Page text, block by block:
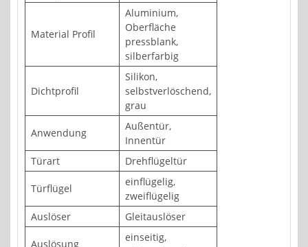
Material Profil
Aluminium,
Oberfläche
pressblank,
silberfarbig
Dichtprofil
Silikon,
selbstverlöschend,
grau
Anwendung
Außentür,
Innentür
Türart
Drehflügeltür
Türflügel
einflügelig,
zweiflügelig
Auslöser
Gleitauslöser
Auslösung
einseitig,